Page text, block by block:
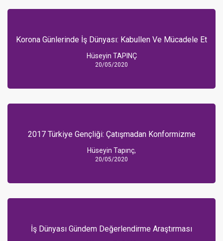
Korona Günlerinde İş Dünyası: Kabullen Ve Mücadele Et
Hüseyin TAPINÇ
20/05/2020
2017 Türkiye Gençliği: Çatışmadan Konformizme
Hüseyin Tapınç,
20/05/2020
İş Dünyası Gündem Değerlendirme Araştırması